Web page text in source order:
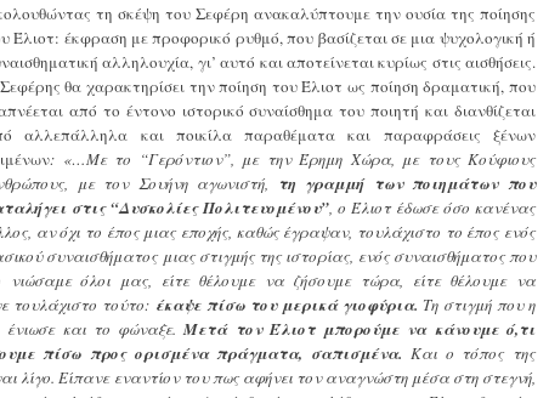
τη σκέψη του Σεφέρη ανακαλύπτουμε την ουσία της ποίησης
Έλιοτ: έκφραση με προφορικό ρυθμό, που βασίζεται σε μια ψυχολογική ή
αλληλουχία, γι’ αυτό και αποτείνεται κυρίως στις αισθήσεις.
θα χαρακτηρίσει την ποίηση του Έλιοτ ως ποίηση δραματική, που
από το έντονο ιστορικό συναίσθημα του ποιητή και διανθίζεται
αλλεπάλληλα και ποικίλα παραθέματα και παραφράσεις ξένων
: «…Με το “Γερόντιον”, με την Έρημη Χώρα, με τους Κούφιους
με τον Σουήνη αγωνιστή,
τη γραμμή των ποιημάτων που
στις “Δυσκολίες Πολιτευομένου” , ο Έλιοτ έδωσε όσο κανένας
αν όχι το έπος μιας εποχής, καθώς έγραψαν, τουλάχιστο το έπος ενός
συναισθήματος μιας στιγμής της ιστορίας, ενός συναισθήματος που
νιώσαμε όλοι μας, είτε θέλουμε να ζήσουμε τώρα, είτε θέλουμε να
τουλάχιστο τούτο: έκαψε πίσω του μερικά γιοφύρια. Τη στιγμή που η
ένιωσε και το φώναξε.Μετά τον Έλιοτ μπορούμε να κάνουμε ό,τι
πίσω προς ορισμένα πράγματα, σαπισμένα. Και ο τόπος της
λίγο. Είπανε εναντίον του πως αφήνει τον αναγνώστη μέσα στη στεγνή,